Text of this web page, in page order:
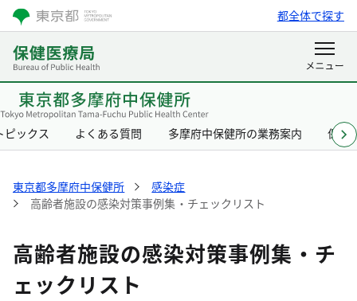
都全体で探す
ピックス よくある質問 多摩府中保健所の業務案内 保健
東京都多摩府中保健所
感染症
高齢者施設の感染対策事例集・チェックリスト
高齢者施設の感染対策事例集・チ
ェックリスト